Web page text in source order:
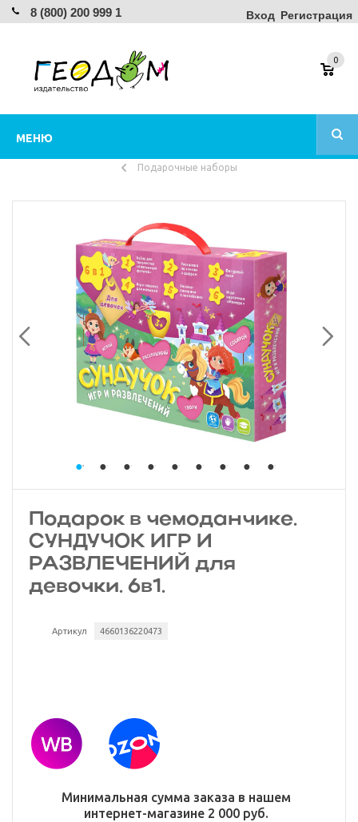
8 (800) 200 999 1 Вход Регистрация
МЕНЮ
0
Подарочные наборы
Подарок в чемоданчике.
СУНДУЧОК ИГР И
РАЗВЛЕЧЕНИЙ для
девочки. 6в1.
Артикул 4660136220473
Минимальная сумма заказа в нашем
интернет-магазине 2 000 руб.